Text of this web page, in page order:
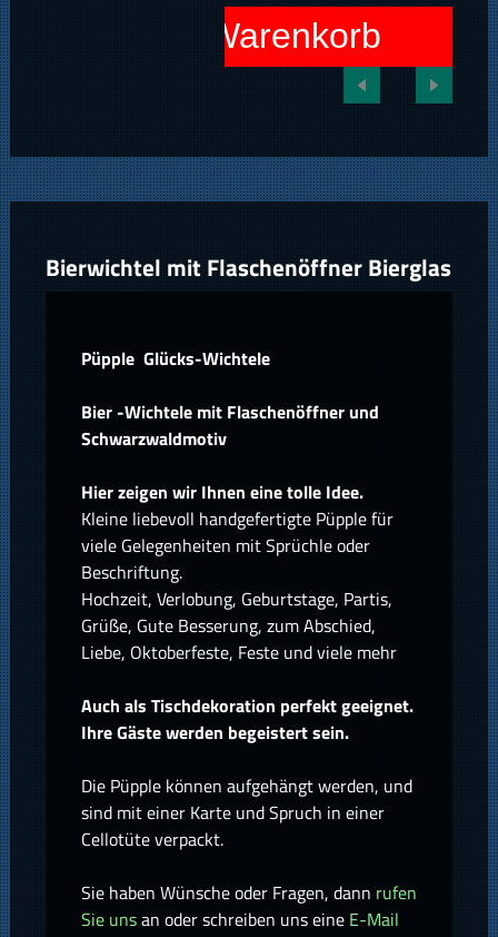
In den Warenkorb
Bierwichtel mit Flaschenöffner Bierglas
Püpple Glücks-Wichtele
Bier -Wichtele mit Flaschenöffner und
Schwarzwaldmotiv
Hier zeigen wir Ihnen eine tolle Idee.
Kleine liebevoll handgefertigte Püpple für
viele Gelegenheiten mit Sprüchle oder
Beschriftung.
Hochzeit, Verlobung, Geburtstage, Partis,
Grüße, Gute Besserung, zum Abschied,
Liebe, Oktoberfeste, Feste und viele mehr
Auch als Tischdekoration perfekt geeignet.
Ihre Gäste werden begeistert sein.
Die Püpple können aufgehängt werden, und
sind mit einer Karte und Spruch in einer
Cellotüte verpackt.
Sie haben Wünsche oder Fragen, dann rufen
Sie unsan oder schreiben uns eine E-Mail